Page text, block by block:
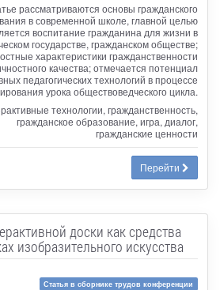
рассматриваются основы гражданского
в современной школе, главной целью
воспитание гражданина для жизни в
государстве, гражданском обществе;
характеристики гражданственности
качества; отмечается потенциал
педагогических технологий в процессе
урока обществоведческого цикла.
технологии, гражданственность,
гражданское образование, игра, диалог,
гражданские ценности
Перейти
доски как средства
изобразительного искусства
Статья в сборнике трудов конференции